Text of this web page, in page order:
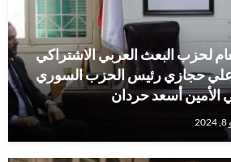
لحزب البعث العربي الاشتراكي
علي حجازي رئيس الحزب السوري
الأمين أسعد حردان